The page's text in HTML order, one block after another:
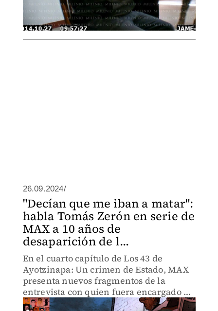
26.09.2024/
"Decían que me iban a matar":
habla Tomás Zerón en serie de
MAX a 10 años de
desaparición de l...
En el cuarto capítulo de Los 43 de
Ayotzinapa: Un crimen de Estado, MAX
presenta nuevos fragmentos de la
entrevista con quien fuera encargado de
la Agencia de Investigación Criminal y